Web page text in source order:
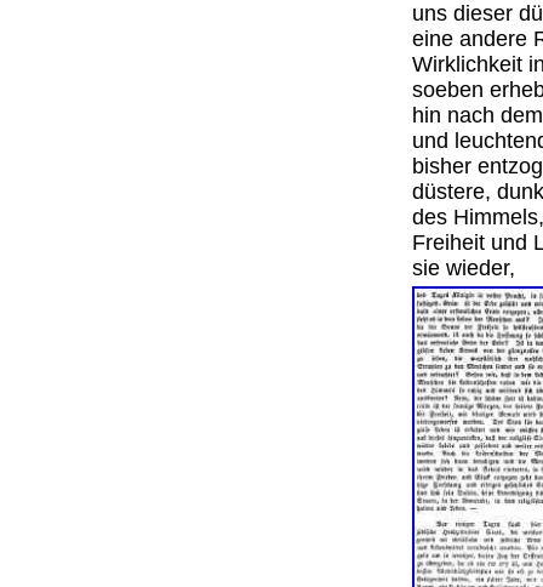
uns dieser
eine andere
Wirklichkeit
soeben
hin nach
und
bisher
düstere,
des
Freiheit und
sie